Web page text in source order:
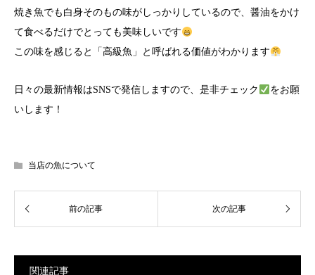
焼き魚でも白身そのもの味がしっかりしているので、醤油をかけ
て食べるだけでとっても美味しいです
この味を感じると「高級魚」と呼ばれる価値がわかります
日々の最新情報はSNSで発信しますので、是非チェック
をお願
いします！
当店の魚について
関連記事